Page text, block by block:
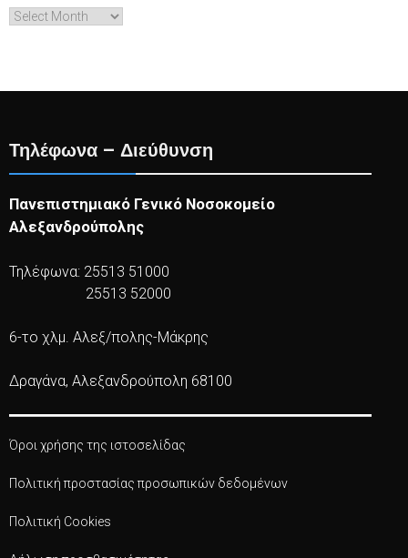
Archives
Τηλέφωνα – Διεύθυνση
Πανεπιστημιακό Γενικό Νοσοκομείο
Αλεξανδρούπολης
Τηλέφωνα: 25513 51000
25513 52000
6-το χλμ. Αλεξ/πολης-Μάκρης
Δραγάνα, Αλεξανδρούπολη 68100
Όροι χρήσης της ιστοσελίδας
Πολιτική προστασίας προσωπικών δεδομένων
Πολιτική Cookies